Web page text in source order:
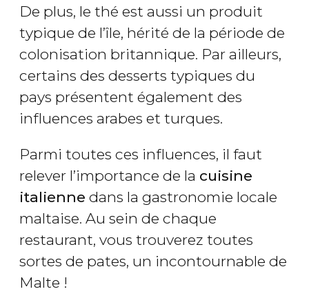
De plus, le thé est aussi un produit
typique de l’île, hérité de la période de
colonisation britannique. Par ailleurs,
certains des desserts typiques du
pays présentent également des
influences arabes et turques.
Parmi toutes ces influences, il faut
relever l’importance de la cuisine
italienne dans la gastronomie locale
maltaise. Au sein de chaque
restaurant, vous trouverez toutes
sortes de pates, un incontournable de
Malte !